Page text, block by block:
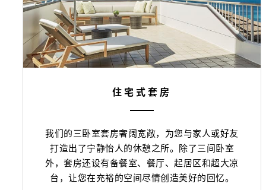
住宅式套房
我们的三卧室套房奢阔宽敞，为您与家人或好友
打造出了宁静怡人的休憩之所。除了三间卧室
外，套房还设有备餐室、餐厅、起居区和超大凉
台，让您在充裕的空间尽情创造美好的回忆。